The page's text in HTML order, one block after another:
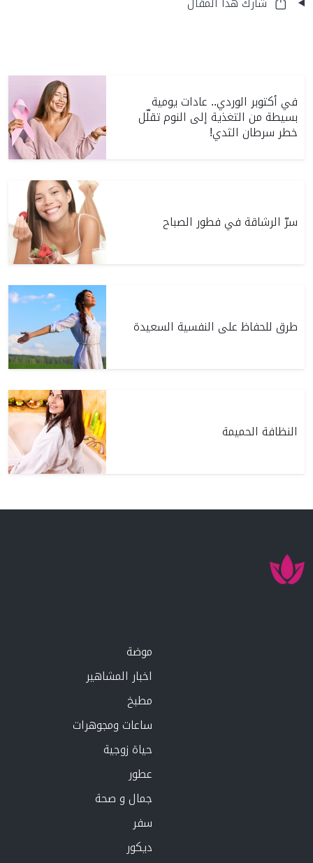
في أكتوبر الوردي.. عادات يومية
بسيطة من التغذية إلى النوم تقلّل
خطر سرطان الثدي!
سرّ الرشاقة في فطور الصباح
طرق للحفاظ على النفسية السعيدة
النظافة الحميمة
موضة
اخبار المشاهير
مطبخ
ساعات ومجوهرات
حياة زوجية
عطور
جمال و صحة
سفر
ديكور